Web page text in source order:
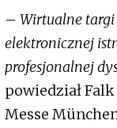
– Wirtualne targi
elektronicznej
profesjonalnej
powiedział
Messe